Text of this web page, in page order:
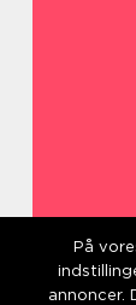
På
annoncer.